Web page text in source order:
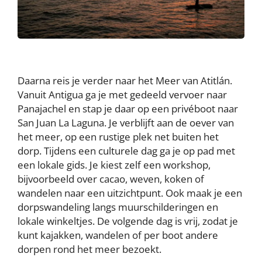
Daarna reis je verder naar het Meer van Atitlán.
Vanuit Antigua ga je met gedeeld vervoer naar
Panajachel en stap je daar op een privéboot naar
San Juan La Laguna. Je verblijft aan de oever van
het meer, op een rustige plek net buiten het
dorp. Tijdens een culturele dag ga je op pad met
een lokale gids. Je kiest zelf een workshop,
bijvoorbeeld over cacao, weven, koken of
wandelen naar een uitzichtpunt. Ook maak je een
dorpswandeling langs muurschilderingen en
lokale winkeltjes. De volgende dag is vrij, zodat je
kunt kajakken, wandelen of per boot andere
dorpen rond het meer bezoekt.